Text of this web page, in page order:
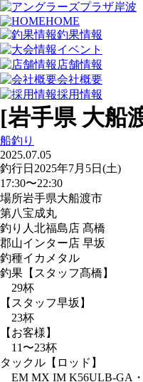
HOME
釣果情報
イベント
店舗情報
会社概要
採用情報
[岩手県 大船
船釣り
2025.07.05
釣行日 2025年7月5日(土)
17:30〜22:30
場所岩手県大船渡市
第八宝成丸
釣り人 北福島店 髙橋
郡山インター店 早坂
釣種イカメタル
釣果 【スタッフ髙橋】
29杯
【スタッフ早坂】
23杯
【お客様】
11〜23杯
タックル 【ロッド】
EM MX IM K56ULB-GA